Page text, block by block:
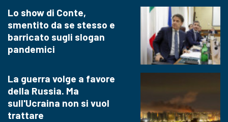
Lo show di Conte,
smentito da se stesso e
barricato sugli slogan
pandemici
La guerra volge a favore
della Russia. Ma
sull'Ucraina non si vuol
trattare